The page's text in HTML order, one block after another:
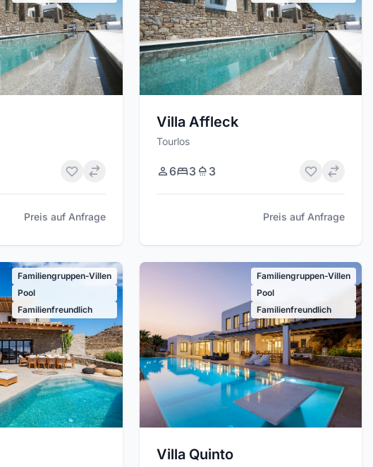
Preis auf Anfrage
Villa Affleck
Tourlos
6 3 3
Preis auf Anfrage
Familiengruppen-Villen
Pool
Familienfreundlich
Familiengruppen-Villen
Pool
Familienfreundlich
Villa Quinto